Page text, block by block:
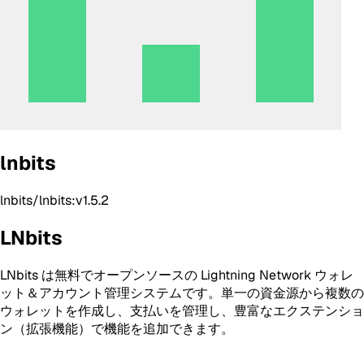
lnbits
lnbits/lnbits:v1.5.2
LNbits
LNbits は無料でオープンソースの Lightning Network ウォレ
ット＆アカウント管理システムです。単一の資金源から複数の
ウォレットを作成し、支払いを管理し、豊富なエクステンショ
ン（拡張機能）で機能を追加できます。